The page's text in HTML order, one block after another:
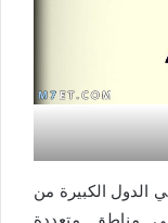
الدول الكبيرة من